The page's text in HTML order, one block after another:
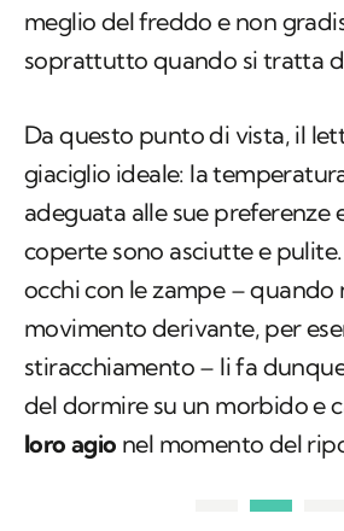
meglio del freddo e non
soprattutto quando si tratta
Da questo punto di vista, il
giaciglio ideale: la
adeguata alle sue preferenze
coperte sono asciutte e
occhi con le zampe – quando
movimento derivante, per
stiracchiamento – li fa
del dormire su un morbido e
loro agio nel momento del